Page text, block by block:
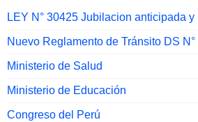
LEY N° 30425 Jubilacion anticipada y
Nuevo Reglamento de Tránsito DS
Ministerio de Salud
Ministerio de Educación
Congreso del Perú